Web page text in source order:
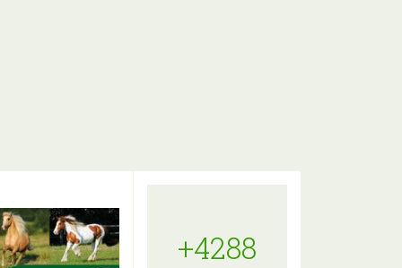
+4288